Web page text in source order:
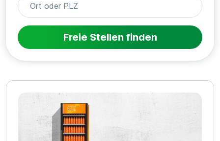
Freie Stellen finden